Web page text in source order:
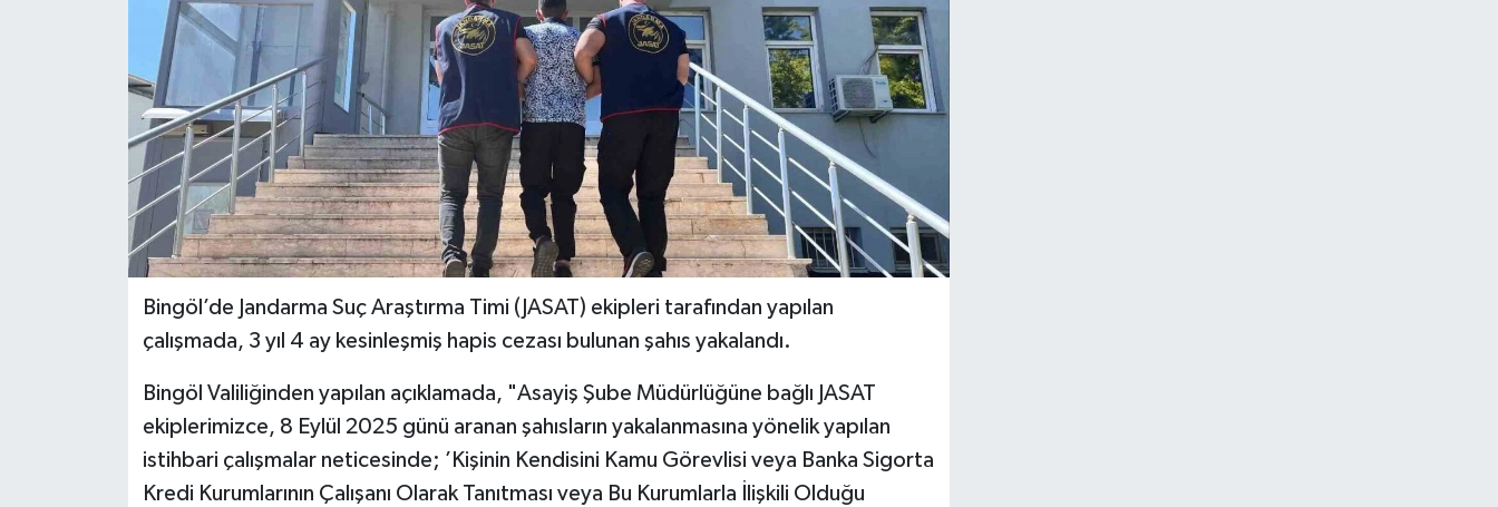
Bingöl’de Jandarma Suç Araştırma Timi (JASAT) ekipleri tarafından yapılan
çalışmada, 3 yıl 4 ay kesinleşmiş hapis cezası bulunan şahıs yakalandı.
Bingöl Valiliğinden yapılan açıklamada, "Asayiş Şube Müdürlüğüne bağlı JASAT
ekiplerimizce, 8 Eylül 2025 günü aranan şahısların yakalanmasına yönelik yapılan
istihbari çalışmalar neticesinde; ’Kişinin Kendisini Kamu Görevlisi veya Banka Sigorta
Kredi Kurumlarının Çalışanı Olarak Tanıtması veya Bu Kurumlarla İlişkili Olduğu